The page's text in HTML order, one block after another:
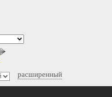
расширенный